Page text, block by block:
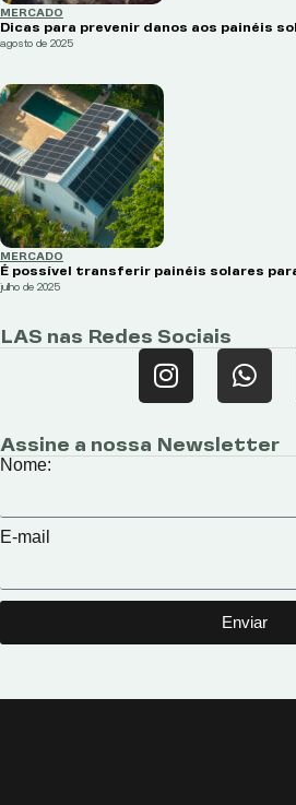
MERCADO
Dicas para prevenir danos aos painéis
agosto de 2025
MERCADO
É possível transferir painéis solares
julho de 2025
LAS nas Redes Sociais
Assine a nossa Newsletter
Nome:
E-mail
Enviar